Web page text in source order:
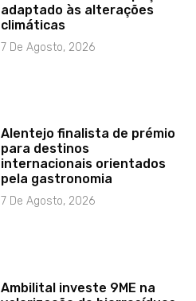
adaptado às alterações
climáticas
7 De Agosto, 2026
Alentejo finalista de prémio
para destinos
internacionais orientados
pela gastronomia
7 De Agosto, 2026
Ambilital investe 9ME na